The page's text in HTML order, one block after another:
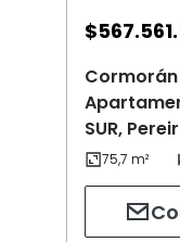
$
Cormorán
SUR,